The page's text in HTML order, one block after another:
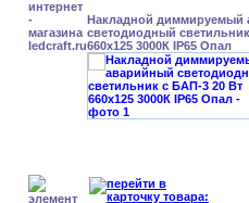
Накладной диммируемый
светодиодный
660x125 3000К IP65 Опал